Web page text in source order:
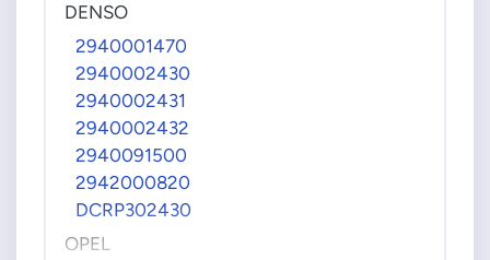
DENSO
2940001470
2940002430
2940002431
2940002432
2940091500
2942000820
DCRP302430
OPEL